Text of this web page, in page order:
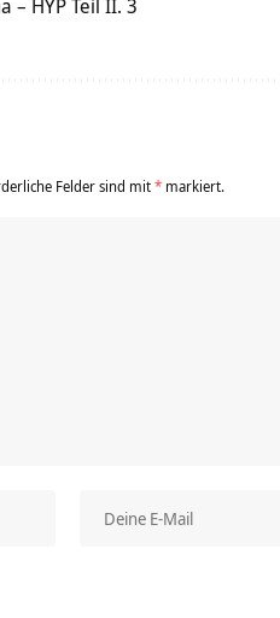
– HYP Teil II. 3
Felder sind mit* markiert.